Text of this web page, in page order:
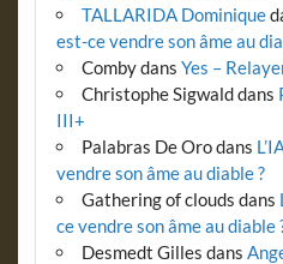
TALLARIDA Dominique
est-ce vendre son âme au
Combydans Yes –
Christophe Sigwalddans
III+
Palabras De Orodans
vendre son âme au diable ?
Gathering of clouds dans
ce vendre son âme au diable
Desmedt Gilles dans